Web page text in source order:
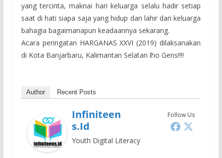
yang tercinta, maknai hari keluarga selalu hadir setiap
saat di hati siapa saja yang hidup dan lahir dari keluarga
bahagia bagaimanapun keadaannya sekarang.
Acara peringatan HARGANAS XXVI (2019) dilaksanakan
di Kota Banjarbaru, Kalimantan Selatan lho Gens!!!!
Author Recent Posts
Follow Us
Infiniteen
S.id
Youth Digital Literacy